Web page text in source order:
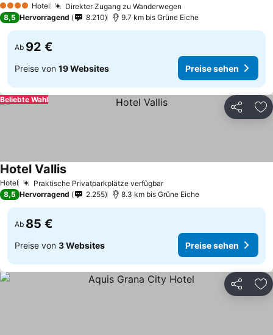
4 Sterne Hotel Direkter Zugang zu Wanderwegen
8,5 Hervorragend 8.210 9.7 km bis Grüne Eiche
Ab 92 €
Preise von 19 Websites Preise sehen
Teilen
Beliebte Wahl
Hotel Praktische Privatparkplätze verfügbar
Hotel Vallis
8,5 Hervorragend 2.255 8.3 km bis Grüne Eiche
Ab 85 €
Preise von 3 Websites Preise sehen
Teilen